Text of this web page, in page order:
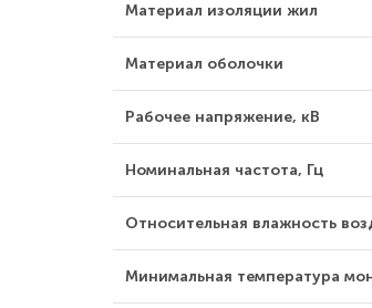
Материал изоляции жил
Материал оболочки
Рабочее напряжение, кВ
Номинальная частота, Гц
Относительная влажность
Минимальная температура